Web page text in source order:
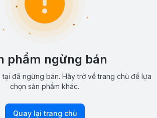
phẩm ngừng bán
tại đã ngừng bán. Hãy trở về trang chủ để lựa
chọn sản phẩm khác.
Quay lại trang chủ